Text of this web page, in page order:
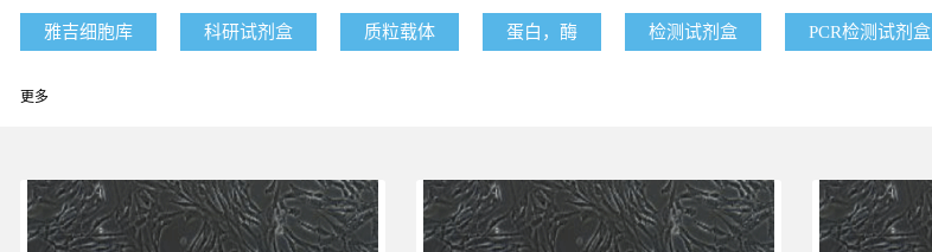
雅吉细胞库 科研试剂盒 质粒载体 蛋白，酶 检测试剂盒 PCR检测试剂盒
更多